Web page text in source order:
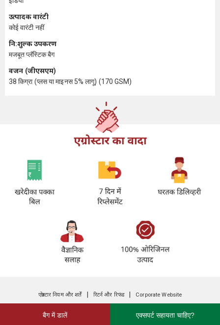
उत्पादक वारंटी
कोई वारंटी नहीं
नि:शुल्क उपकरण
मजबूत प्लॅस्टिक बैग
वजन (जीएसएम)
38 किग्रा (प्लस या माइनस 5% लागू) (170 GSM)
बैग में डालें एक्सपर्ट सहायता चाहिए?
एग्रोस्टार नियम और शर्तें रिटर्न और रिफंड Corporate Website